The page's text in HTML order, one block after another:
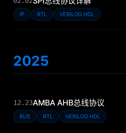
IP RTL VERILOG HDL
2025
12.23AMBA AHB总线协议
BUS RTL VERILOG HDL